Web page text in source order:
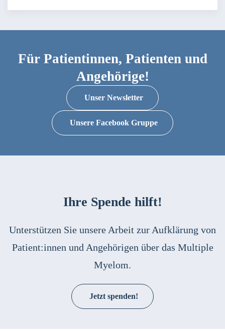
Für Patientinnen, Patienten und
Angehörige!
Unser Newsletter
Unsere Facebook Gruppe
Ihre Spende hilft!
Unterstützen Sie unsere Arbeit zur Aufklärung von
Patient:innen und Angehörigen über das Multiple
Myelom.
Jetzt spenden!